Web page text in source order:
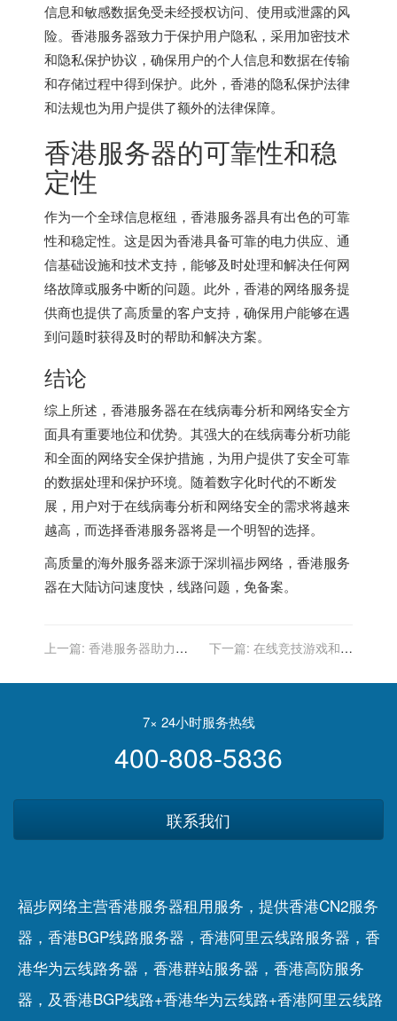
信息和敏感数据免受未经授权访问、使用或泄露的风
险。香港服务器致力于保护用户隐私，采用加密技术
和隐私保护协议，确保用户的个人信息和数据在传输
和存储过程中得到保护。此外，香港的隐私保护法律
和法规也为用户提供了额外的法律保障。
香港服务器的可靠性和稳
定性
作为一个全球信息枢纽，香港服务器具有出色的可靠
性和稳定性。这是因为香港具备可靠的电力供应、通
信基础设施和技术支持，能够及时处理和解决任何网
络故障或服务中断的问题。此外，香港的网络服务提
供商也提供了高质量的客户支持，确保用户能够在遇
到问题时获得及时的帮助和解决方案。
结论
综上所述，香港服务器在在线病毒分析和网络安全方
面具有重要地位和优势。其强大的在线病毒分析功能
和全面的网络安全保护措施，为用户提供了安全可靠
的数据处理和保护环境。随着数字化时代的不断发
展，用户对于在线病毒分析和网络安全的需求将越来
越高，而选择香港服务器将是一个明智的选择。
高质量的海外服务器来源于深圳福步网络， 香港服务
器在大陆访问速度快，线路问题，免备案。
上一篇: 香港服务器助力数
下一篇: 在线竞技游戏和电
7× 24小时服务热线
400-808-5836
联系我们
福步网络主营香港服务器租用服务，提供香港CN2服务
器，香港BGP线路服务器，香港阿里云线路服务器，香
港华为云线路务器，香港群站服务器，香港高防服务
器，及香港BGP线路+香港华为云线路+香港阿里云线路